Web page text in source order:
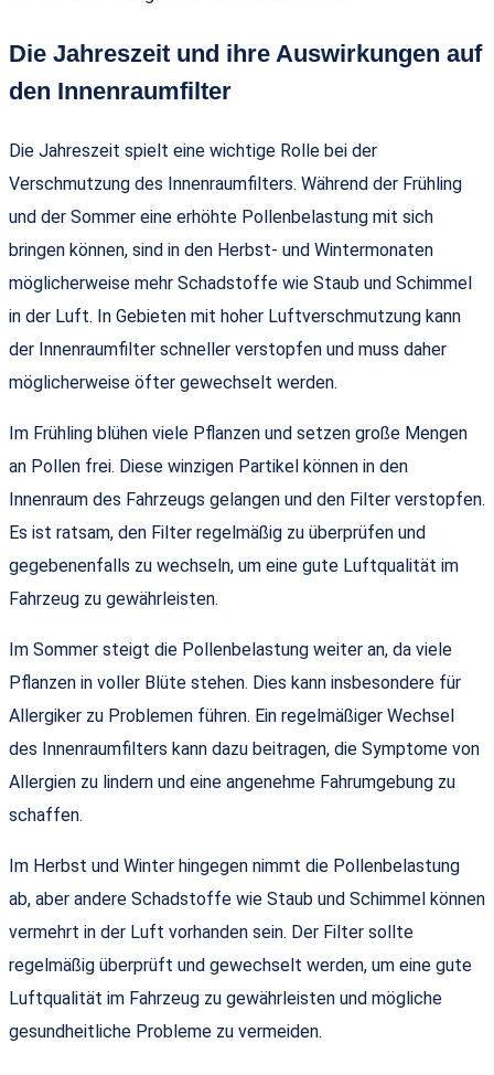
Die Jahreszeit und ihre Auswirkungen auf
den Innenraumfilter
Die Jahreszeit spielt eine wichtige Rolle bei der
Verschmutzung des Innenraumfilters. Während der Frühling
und der Sommer eine erhöhte Pollenbelastung mit sich
bringen können, sind in den Herbst- und Wintermonaten
möglicherweise mehr Schadstoffe wie Staub und Schimmel
in der Luft. In Gebieten mit hoher Luftverschmutzung kann
der Innenraumfilter schneller verstopfen und muss daher
möglicherweise öfter gewechselt werden.
Im Frühling blühen viele Pflanzen und setzen große Mengen
an Pollen frei. Diese winzigen Partikel können in den
Innenraum des Fahrzeugs gelangen und den Filter verstopfen.
Es ist ratsam, den Filter regelmäßig zu überprüfen und
gegebenenfalls zu wechseln, um eine gute Luftqualität im
Fahrzeug zu gewährleisten.
Im Sommer steigt die Pollenbelastung weiter an, da viele
Pflanzen in voller Blüte stehen. Dies kann insbesondere für
Allergiker zu Problemen führen. Ein regelmäßiger Wechsel
des Innenraumfilters kann dazu beitragen, die Symptome von
Allergien zu lindern und eine angenehme Fahrumgebung zu
schaffen.
Im Herbst und Winter hingegen nimmt die Pollenbelastung
ab, aber andere Schadstoffe wie Staub und Schimmel können
vermehrt in der Luft vorhanden sein. Der Filter sollte
regelmäßig überprüft und gewechselt werden, um eine gute
Luftqualität im Fahrzeug zu gewährleisten und mögliche
gesundheitliche Probleme zu vermeiden.